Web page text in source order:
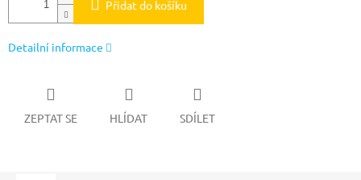
Přidat do košíku
Detailní informace
ZEPTAT SE HLÍDAT SDÍLET